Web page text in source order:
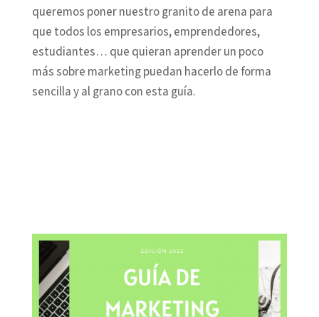
queremos poner nuestro granito de arena para
que todos los empresarios, emprendedores,
estudiantes… que quieran aprender un poco
más sobre marketing puedan hacerlo de forma
sencilla y al grano con esta guía.